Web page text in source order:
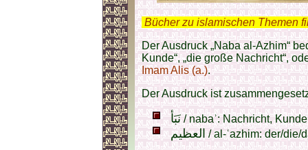
Bücher zu islamischen Themen
Der Ausdruck „Naba al-Azhim“
Kunde“, „die große Nachricht“,
Imam Alis (a.).
Der Ausdruck ist
نَبَأ/ nabaʾ: Nachricht,
العظيم/ al-ʿazhim: der/die/